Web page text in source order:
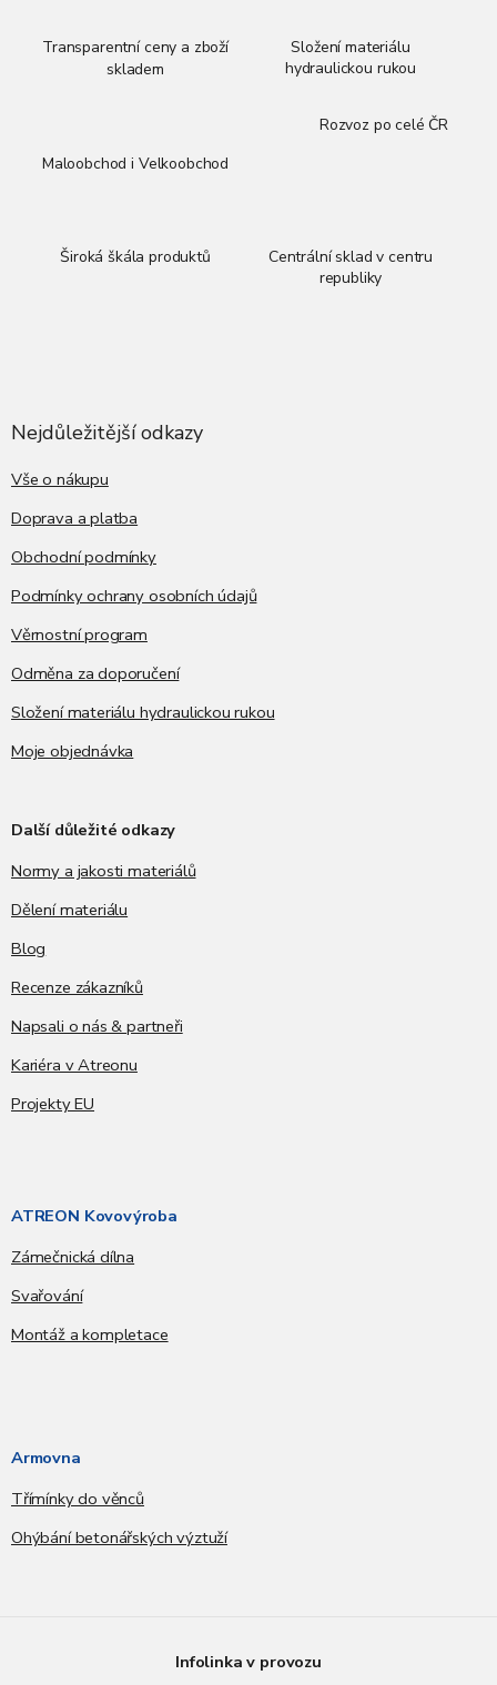
Transparentní ceny a zboží
skladem
Složení materiálu
hydraulickou rukou
Maloobchod i Velkoobchod
Rozvoz po celé ČR
Široká škála produktů
Centrální sklad v centru
republiky
Nejdůležitější odkazy
Vše o nákupu
Doprava a platba
Obchodní podmínky
Podmínky ochrany osobních údajů
Věrnostní program
Odměna za doporučení
Složení materiálu hydraulickou rukou
Moje objednávka
Další důležité odkazy
Normy a jakosti materiálů
Dělení materiálu
Blog
Recenze zákazníků
Napsali o nás & partneři
Kariéra v Atreonu
Projekty EU
ATREON Kovovýroba
Zámečnická dílna
Svařování
Montáž a kompletace
Armovna
Třímínky do věnců
Ohýbání betonářských výztuží
Infolinka v provozu